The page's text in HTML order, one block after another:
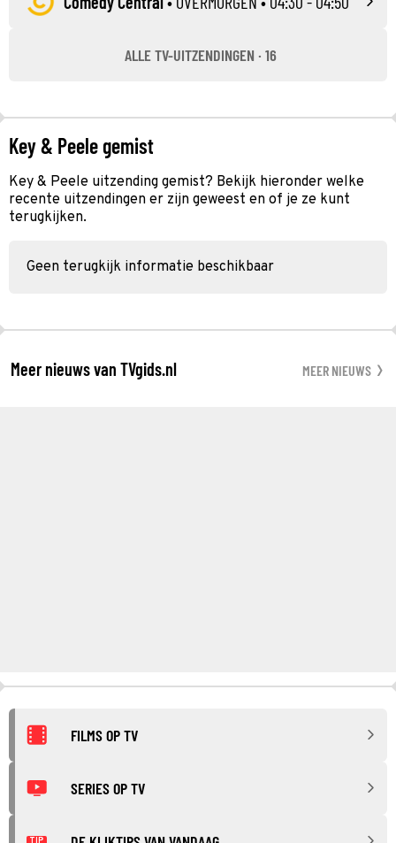
ALLE TV-UITZENDINGEN · 16
Key & Peele gemist
Key & Peele uitzending gemist? Bekijk hieronder welke
recente uitzendingen er zijn geweest en of je ze kunt
terugkijken.
Geen terugkijk informatie beschikbaar
Meer nieuws van TVgids.nl MEER NIEUWS
FILMS OP TV
SERIES OP TV
TIP